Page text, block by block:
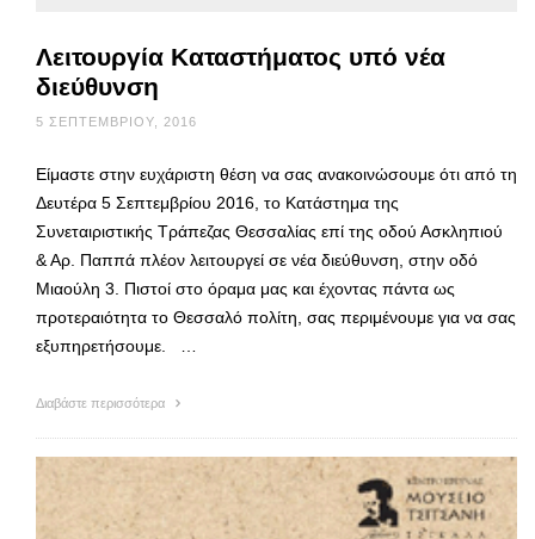
Λειτουργία Καταστήματος υπό νέα
διεύθυνση
5 ΣΕΠΤΕΜΒΡΊΟΥ, 2016
Είμαστε στην ευχάριστη θέση να σας ανακοινώσουμε ότι από τη
Δευτέρα 5 Σεπτεμβρίου 2016, το Κατάστημα της
Συνεταιριστικής Τράπεζας Θεσσαλίας επί της οδού Ασκληπιού
& Αρ. Παππά πλέον λειτουργεί σε νέα διεύθυνση, στην οδό
Μιαούλη 3. Πιστοί στο όραμα μας και έχοντας πάντα ως
προτεραιότητα το Θεσσαλό πολίτη, σας περιμένουμε για να σας
εξυπηρετήσουμε. …
Διαβάστε περισσότερα